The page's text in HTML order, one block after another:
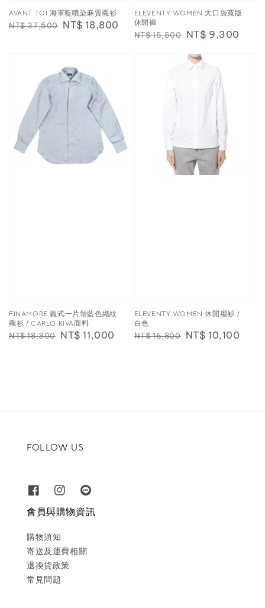
AVANT TOI 海軍藍噴染麻質襯衫
Regular
NT$ 37,500 Sale
NT$ 18,800
ELEVENTY WOMEN 大口袋寬版
休閒褲
Regular
NT$ 15,500 Sale
NT$ 9,300
FINAMORE 義式一片領藍色織紋
襯衫 / CARLO RIVA面料
Regular
NT$ 18,300 Sale
NT$ 11,000
ELEVENTY WOMEN 休閒襯衫 /
白色
Regular
NT$ 16,800 Sale
NT$ 10,100
FOLLOW US
會員與購物資訊
購物須知
寄送及運費相關
退換貨政策
常見問題